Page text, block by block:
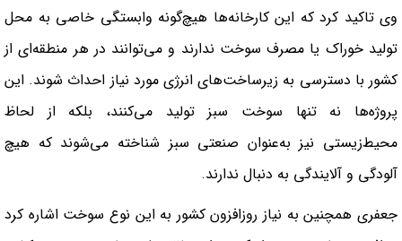
وی تاکید کرد که این کارخانه‌ها هیچ‌گونه وابستگی خاصی به محل
تولید خوراک یا مصرف سوخت ندارند و می‌توانند در هر منطقه‌ای از
کشور با دسترسی به زیرساخت‌های انرژی مورد نیاز احداث شوند. این
پروژه‌ها نه تنها سوخت سبز تولید می‌کنند، بلکه از لحاظ
محیط‌زیستی نیز به‌عنوان صنعتی سبز شناخته می‌شوند که هیچ
آلودگی و آلایندگی به دنبال ندارند.
جعفری همچنین به نیاز روزافزون کشور به این نوع سوخت اشاره کرد